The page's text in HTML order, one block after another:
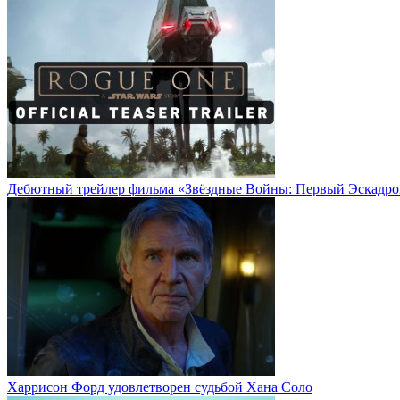
Дебютный трейлер фильма «Звёздные Войны: Первый
Харрисон Форд удовлетворен судьбой Хана Соло